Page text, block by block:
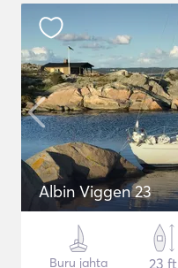
Albin Viggen 23
Buru jahta
23 ft